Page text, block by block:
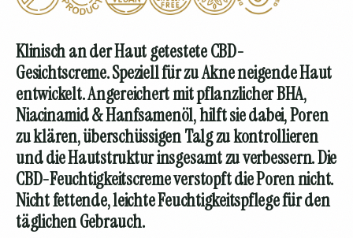
Klinisch an der Haut getestete CBD-
Gesichtscreme.Speziell für zu Akne neigende Haut
entwickelt. Angereichert mit pflanzlicher BHA,
Niacinamid & Hanfsamenöl, hilft sie dabei, Poren
zu klären, überschüssigen Talg zu kontrollieren
und die Hautstruktur insgesamt zu verbessern. Die
CBD-Feuchtigkeitscreme verstopft die Poren nicht.
Nicht fettende, leichte Feuchtigkeitspflege für den
täglichen Gebrauch.